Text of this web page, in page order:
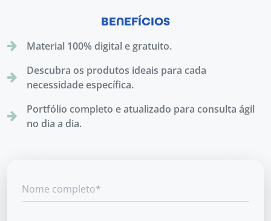
BENEFÍCIOS
Material 100% digital e gratuito.
Descubra os produtos ideais para cada
necessidade específica.
Portfólio completo e atualizado para consulta ágil
no dia a dia.